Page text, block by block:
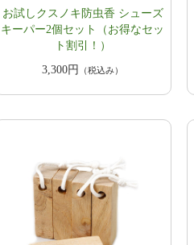
お試しクスノキ防虫香 シューズ
キーパー2個セット（お得なセッ
ト割引！）
3,300円
（税込み）